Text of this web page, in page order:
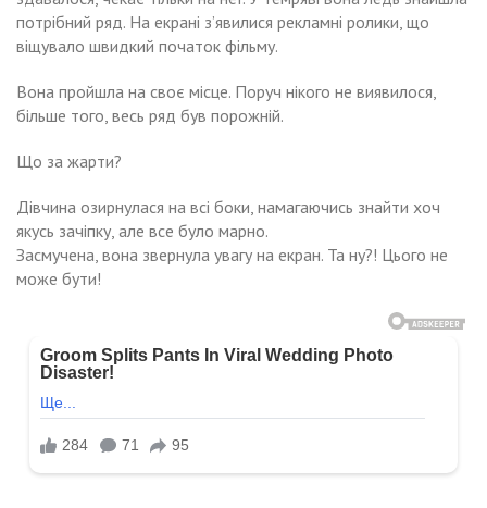
потрібний ряд. На екрані з’явилися рекламні ролики, що
віщувало швидкий початок фільму.
Вона пройшла на своє місце. Поруч нікого не виявилося,
більше того, весь ряд був порожній.
Що за жарти?
Дівчина озирнулася на всі боки, намагаючись знайти хоч
якусь зачіпку, але все було марно.
Засмучена, вона звернула увагу на екран. Та ну?! Цього не
може бути!